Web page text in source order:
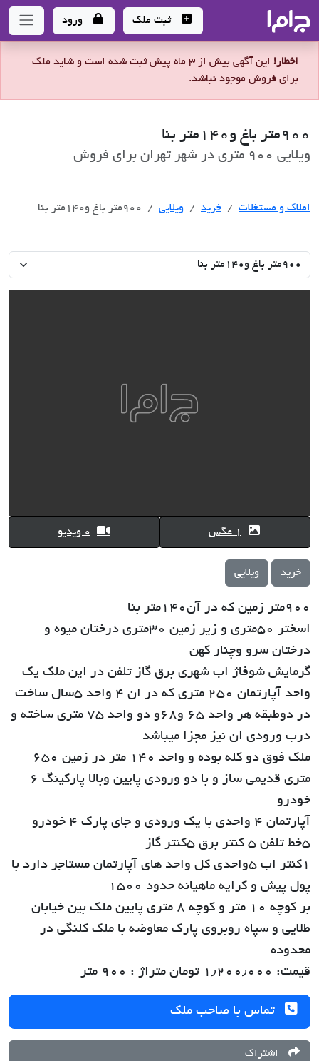
- سامانه جامع املاک و مشاورین املاک
ثبت ملک ورود
اخطار!
این آگهی بیش از 3 ماه پیش ثبت شده است و شاید ملک
برای فروش موجود نباشد.
900متر باغ و140متر بنا
ویلایی 900 متری در شهر تهران برای فروش
املاک و مستغلات خرید خرید
ویلایی 900متر باغ و140متر بنا
1 عگس 0 ویدیو
خرید ویلایی
900متر زمین که در آن140متر بنا
اسختر 50متری و زیر زمین 30متری درختان میوه و
درختان سرو وچنار کهن
گرمایش شوفاژ اب شهری برق گاز تلفن در این ملک یک
واحد آپارتمان 250 متری که در ان 4 واحد 5سال ساخت
در دوطبقه هر واحد 65 و68و دو واحد 75 متری ساخته و
درب ورودی ان نیز مجزا میباشد
ملک فوق دو کله بوده و واحد 140 متر در زمین 650
متری قدیمی ساز و با دو ورودی پایین وبالا پارکینگ 6
خودرو
آپارتمان 4 واحدی با یک ورودی و جای پارک 4 خودرو
5خط تلفن 5 کنتر برق 5کنتر گاز
1کنتر اب 5واحدی کل واحد های آپارتمان مستاجر دارد با
پول پیش و کرایه ماهیانه حدود 1500
بر کوچه 10 متر و کوچه 8 متری پایین ملک بین خیابان
طلایی و سپاه روبروی پارک معاوضه با ملک کلنگی در
محدوده
قیمت: ۱٫۲۰۰٫۰۰۰ تومان متراژ : ۹۰۰ متر
تماس با صاحب ملک
اشتراک